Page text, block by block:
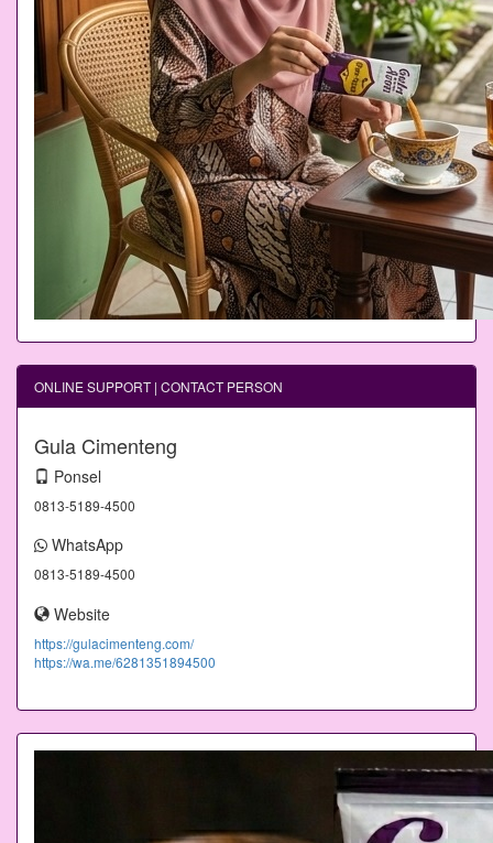
ONLINE SUPPORT | CONTACT PERSON
Gula Cimenteng
Ponsel
0813-5189-4500
WhatsApp
0813-5189-4500
Website
https://gulacimenteng.com/
https://wa.me/6281351894500